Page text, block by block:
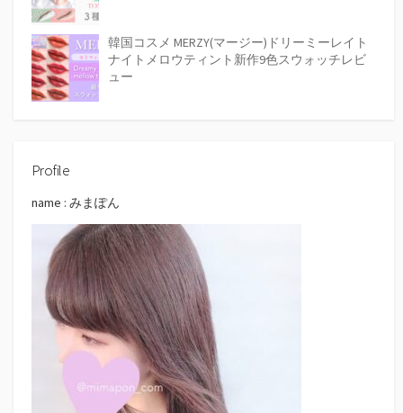
韓国コスメ MERZY(マージー)ドリーミーレイト
ナイトメロウティント新作9色スウォッチレビ
ュー
Profile
name : みまぽん